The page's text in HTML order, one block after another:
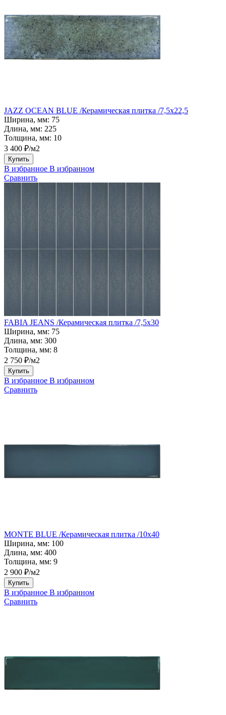
JAZZ OCEAN BLUE /Керамическая плитка /7,5x22,5
Ширина, мм: 75
Длина, мм: 225
Толщина, мм: 10
3 400 ₽/м2
Купить
В избранное В избранном
Сравнить
FABIA JEANS /Керамическая плитка /7,5x30
Ширина, мм: 75
Длина, мм: 300
Толщина, мм: 8
2 750 ₽/м2
Купить
В избранное В избранном
Сравнить
MONTE BLUE /Керамическая плитка /10x40
Ширина, мм: 100
Длина, мм: 400
Толщина, мм: 9
2 900 ₽/м2
Купить
В избранное В избранном
Сравнить